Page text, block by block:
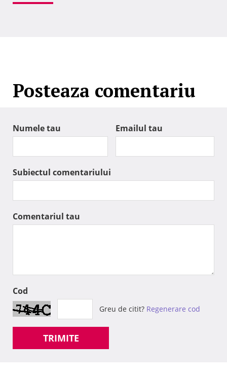
Posteaza comentariu
Numele tau Emailul tau
Subiectul comentariului
Comentariul tau
Cod
Greu de citit? Regenerare cod
TRIMITE